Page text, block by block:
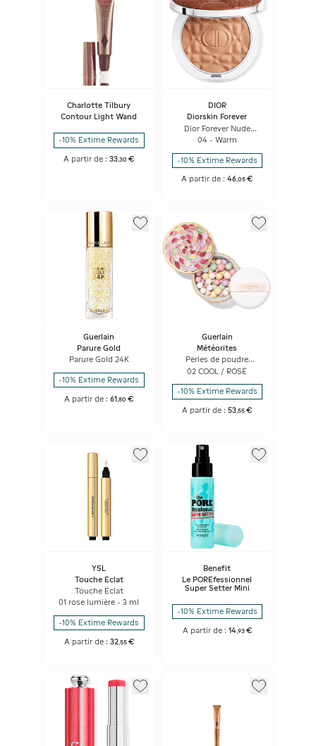
Charlotte Tilbury
Contour Light Wand
-10% Extime Rewards
A partir de :33,30 €
DIOR
Diorskin Forever
Dior Forever Nude
Bronze Poudre
Bronzante Fini éclat
Naturel Ou Mat
04 - Warm
-10% Extime Rewards
A partir de :46,05 €
Guerlain
Parure Gold
Parure Gold 24K
-10% Extime Rewards
A partir de :61 ,80 €
Guerlain
Météorites
Perles de poudre
révélatrices de lumière
02 COOL / ROSÉ
-10% Extime Rewards
A partir de :53,55 €
YSL
Touche Eclat
Touche Éclat
01 rose lumière - 3 ml
-10% Extime Rewards
A partir de : 32, 55 €
Benefit
Le POREfessionnel
Super Setter Mini
-10% Extime Rewards
A partir de : 14, 93 €